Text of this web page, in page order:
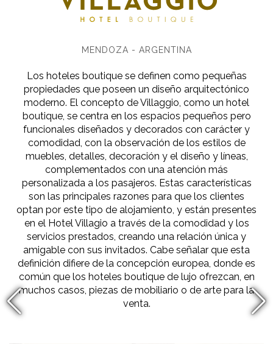
MENDOZA - ARGENTINA
Los hoteles boutique se definen como pequeñas
propiedades que poseen un diseño arquitectónico
moderno. El concepto de Villaggio, como un hotel
boutique, se centra en los espacios pequeños pero
funcionales diseñados y decorados con carácter y
comodidad, con la observación de los estilos de
muebles, detalles, decoración y el diseño y líneas,
complementados con una atención más
personalizada a los pasajeros. Estas características
son las principales razones para que los clientes
optan por este tipo de alojamiento, y están presentes
en el Hotel Villagio a través de la comodidad y los
servicios prestados, creando una relación única y
amigable con sus invitados. Cabe señalar que esta
definición difiere de la concepción europea, donde es
común que los hoteles boutique de lujo ofrezcan, en
muchos casos, piezas de mobiliario o de arte para la
venta.